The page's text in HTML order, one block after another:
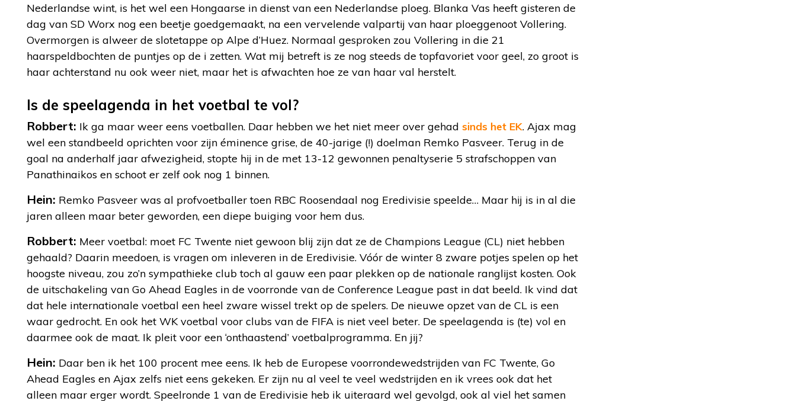
Nederlandse wint, is het wel een Hongaarse in dienst van een Nederlandse ploeg. Blanka Vas heeft gisteren de
dag van SD Worx nog een beetje goedgemaakt, na een vervelende valpartij van haar ploeggenoot Vollering.
Overmorgen is alweer de slotetappe op Alpe d’Huez. Normaal gesproken zou Vollering in die 21
haarspeldbochten de puntjes op de i zetten. Wat mij betreft is ze nog steeds de topfavoriet voor geel, zo groot is
haar achterstand nu ook weer niet, maar het is afwachten hoe ze van haar val herstelt.
Is de speelagenda in het voetbal te vol?
Robbert: Ik ga maar weer eens voetballen. Daar hebben we het niet meer over gehad sinds het EK. Ajax mag
wel een standbeeld oprichten voor zijn éminence grise, de 40-jarige (!) doelman Remko Pasveer. Terug in de
goal na anderhalf jaar afwezigheid, stopte hij in de met 13-12 gewonnen penaltyserie 5 strafschoppen van
Panathinaikos en schoot er zelf ook nog 1 binnen.
Hein: Remko Pasveer was al profvoetballer toen RBC Roosendaal nog Eredivisie speelde… Maar hij is in al die
jaren alleen maar beter geworden, een diepe buiging voor hem dus.
Robbert: Meer voetbal: moet FC Twente niet gewoon blij zijn dat ze de Champions League (CL) niet hebben
gehaald? Daarin meedoen, is vragen om inleveren in de Eredivisie. Vóór de winter 8 zware potjes spelen op het
hoogste niveau, zou zo’n sympathieke club toch al gauw een paar plekken op de nationale ranglijst kosten. Ook
de uitschakeling van Go Ahead Eagles in de voorronde van de Conference League past in dat beeld. Ik vind dat
dat hele internationale voetbal een heel zware wissel trekt op de spelers. De nieuwe opzet van de CL is een
waar gedrocht. En ook het WK voetbal voor clubs van de FIFA is niet veel beter. De speelagenda is (te) vol en
daarmee ook de maat. Ik pleit voor een ‘onthaastend’ voetbalprogramma. En jij?
Hein: Daar ben ik het 100 procent mee eens. Ik heb de Europese voorrondewedstrijden van FC Twente, Go
Ahead Eagles en Ajax zelfs niet eens gekeken. Er zijn nu al veel te veel wedstrijden en ik vrees ook dat het
alleen maar erger wordt. Speelronde 1 van de Eredivisie heb ik uiteraard wel gevolgd, ook al viel het samen